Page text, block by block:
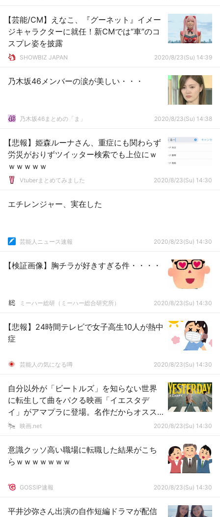
【芸能/CM】えなこ、『グーネット』イメー
ジキャラクターに就任！新CMでは“車”のコ
スプレ姿を披露
SHOWBIZ JAPAN 2020/8/23(Su) 14:39
乃木坂46メンバーの涙が美しい・・・
乃木坂46まとめの「ま」 2020/8/23(Su) 14:38
【悲報】姫森ルーナさん、重症にも関わらず
労災がおりずツイッター検索でも上位にｗ
ｗｗｗｗｗ
Vtuberまとめてみました 2020/8/23(Su) 14:30
エチレンジャー、実在した
芸能人ニュース速報 2020/8/23(Su) 14:30
【検証画像】胸チラが好きすぎる件・・・・
ミーハー総研（ミーハー総合研究所） 2020/8/23(Su) 14:30
【悲報】24時間テレビで女子高生10人が熱中
症
芸能人の気になる噂 2020/8/23(Su) 14:30
自分以外が「ビートルズ」を知らない世界
に転生して曲をパクる映画「イエスタデ
イ」がアマプラに登場。名作だからオスス
メ 映画.net 2020/8/23(Su) 14:30
意識クッソ高い職場に転職した結果がこち
らｗｗｗｗｗｗｗ
GOSSIP速報 2020/8/23(Su) 14:30
平井沙弥さん出演の自作短編ドラマが配信